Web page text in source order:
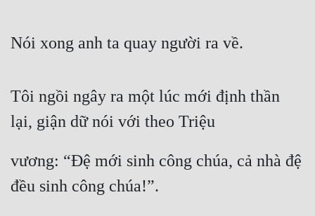
Nói xong anh ta quay người ra về.
Tôi ngồi ngây ra một lúc mới định thần
lại, giận dữ nói với theo Triệu
vương: “Đệ mới sinh công chúa, cả nhà đệ
đều sinh công chúa!”.